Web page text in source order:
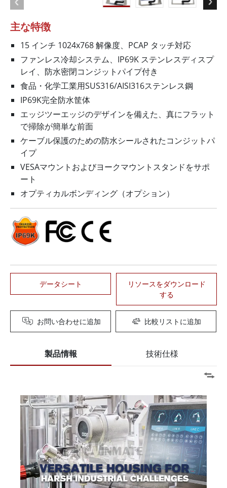
主な特徴
15 インチ 1024x768 解像度、PCAP タッチ対応
ファンレス冷却システム、IP69K ステンレスディスプ
レイ、防水密閉コンジットパイプ付き
食品・化学工業用SUS316/AISI316ステンレス鋼
IP69K完全防水筐体
エッジツーエッジのデザインを備えた、真にフラット
で掃除が簡単な前面
ケーブル保護のための防水シールされたコンジットパ
イプ
VESAマウントおよびヨークマウントスタンドをサポ
ート
オプティカルボンディング（オプション）
データシート
リソースをダウンロード
する
お問い合わせに追加 比較リストに追加
製品情報 技術仕様